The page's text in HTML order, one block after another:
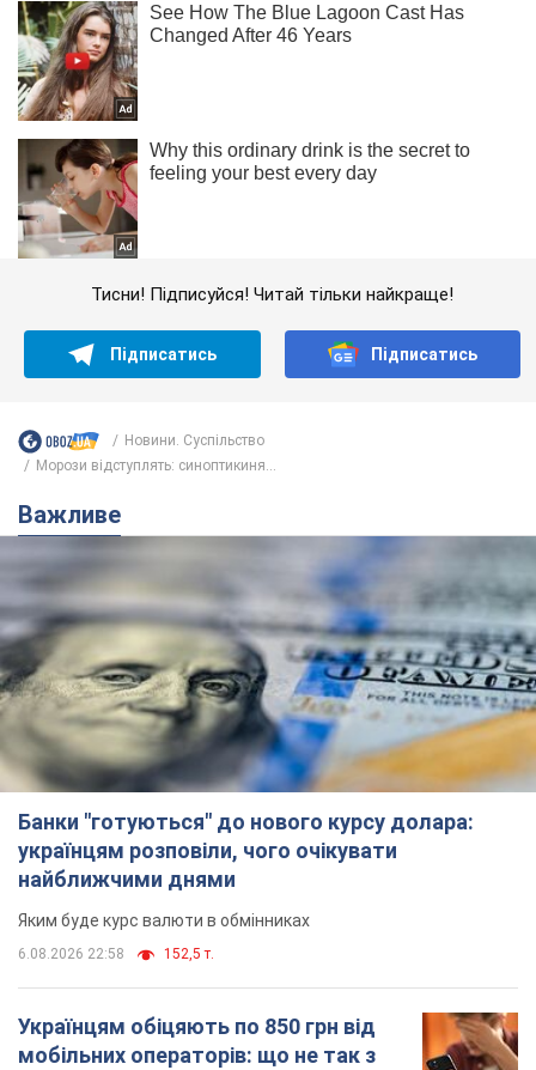
Тисни! Підписуйся! Читай тільки найкраще!
Підписатись Підписатись
Новини. Суспільство
Морози відступлять: синоптикиня...
Важливе
Банки "готуються" до нового курсу долара:
українцям розповіли, чого очікувати
найближчими днями
Яким буде курс валюти в обмінниках
6.08.2026 22:58 152,5 т.
Українцям обіцяють по 850 грн від
мобільних операторів: що не так з